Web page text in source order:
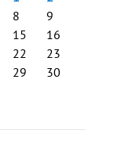
8
9
15
16
22
23
29
30